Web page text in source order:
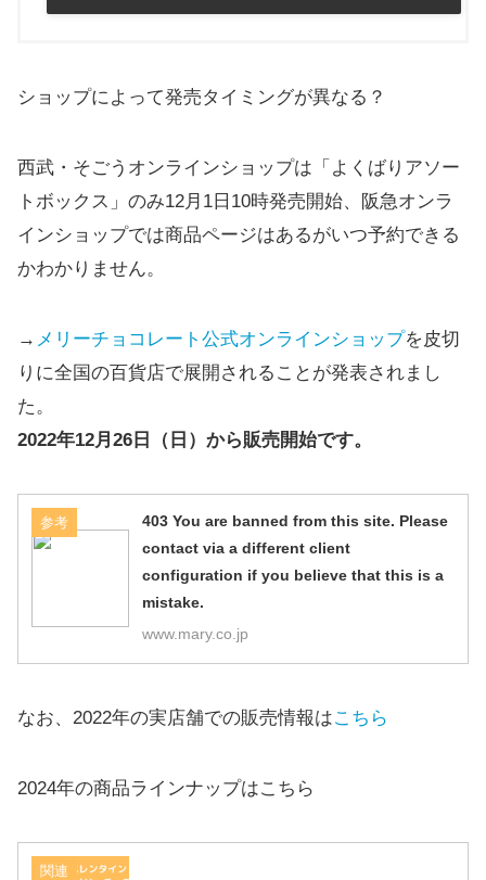
ショップによって発売タイミングが異なる？
西武・そごうオンラインショップは「よくばりアソー
トボックス」のみ12月1日10時発売開始、阪急オンラ
インショップでは商品ページはあるがいつ予約できる
かわかりません。
→ メリーチョコレート公式オンラインショップを皮切
りに全国の百貨店で展開されることが発表されまし
た。
2022年12月26日（日）から販売開始です。
参考
403 You are banned from this site. Please
contact via a different client
configuration if you believe that this is a
mistake.
www.mary.co.jp
なお、2022年の実店舗での販売情報はこちら
2024年の商品ラインナップはこちら
関連